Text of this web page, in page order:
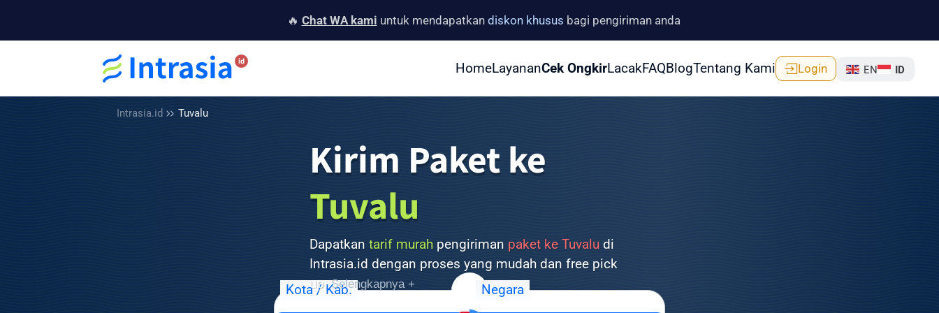
🔥 Chat WA kami untuk mendapatkan diskon khusus bagi pengiriman anda
HomeLayananCek OngkirLacakFAQBlogTentang Kami Login EN ID
Intrasia.id Tuvalu
Kirim Paket ke
Tuvalu
Dapatkan tarif murahpengiriman paket ke Tuvaludi
Intrasia.id dengan proses yang mudah dan free pick
up.Selengkapnya +
Kota / Kab. Negara